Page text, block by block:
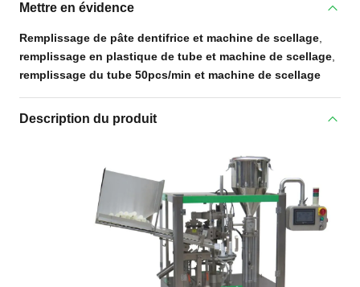
Mettre en évidence
Remplissage de pâte dentifrice et machine de scellage
remplissage en plastique de tube et machine de scellage
remplissage du tube 50pcs/min et machine de scellage
Description du produit